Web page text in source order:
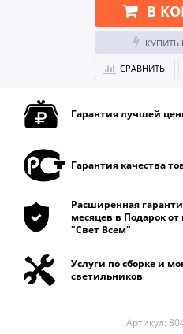
В
КУПИТЬ
СРАВНИТЬ
Гарантия лучшей
Гарантия качества
Расширенная
месяцев в Подарок
"Свет Всем"
Услуги по сборке и
светильников
Артикул: